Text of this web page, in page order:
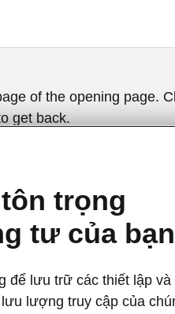
of the opening page.
get back.
trọng
tư của bạn
để lưu trữ các thiết lập và
lượng truy cập của